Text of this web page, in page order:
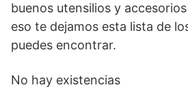
buenos utensilios y
eso te dejamos esta lista de
puedes encontrar.
No hay existencias